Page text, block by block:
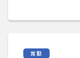
常勤